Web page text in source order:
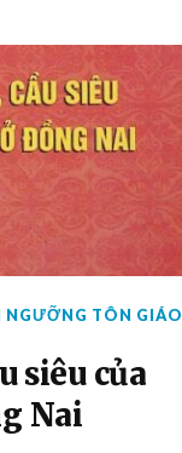
NGƯỠNG TÔN GIÁO
siêu của
Nai